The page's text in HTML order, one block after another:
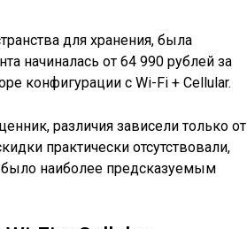
для хранения, была
начиналась от 64 990 рублей за
конфигурации с Wi-Fi + Cellular.
различия зависели только от
практически отсутствовали,
наиболее предсказуемым